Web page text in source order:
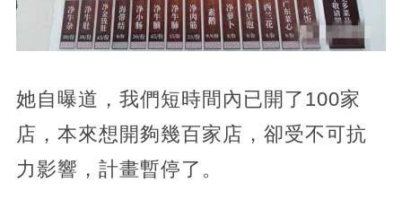
她自曝道，我們短時間內已開了100家
店，本來想開夠幾百家店，卻受不可抗
力影響，計畫暫停了。